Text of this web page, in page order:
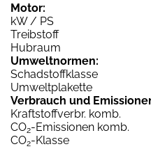
Motor:
kW / PS
Treibstoff
Hubraum
Umweltnormen:
Schadstoffklasse
Umweltplakette
Verbrauch und
Kraftstoffverbr. komb.
CO2-Emissionen komb.
CO2-Klasse